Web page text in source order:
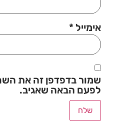
אימייל *
שמור בדפדפן זה את
לפעם הבאה שאגיב.